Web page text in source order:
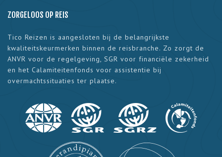
ZORGELOOS OP REIS
Tico Reizen is aangesloten bij de belangrijkste
kwaliteitskeurmerken binnen de reisbranche. Zo zorgt de
ANVR voor de regelgeving, SGR voor financiële zekerheid
en het Calamiteitenfonds voor assistentie bij
overmachtssituaties ter plaatse.